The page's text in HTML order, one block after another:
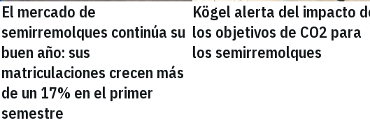
El mercado de
semirremolques continúa su
buen año: sus
matriculaciones crecen más
de un 17% en el primer
semestre
Kögel alerta del impacto
los objetivos de CO2 para
los semirremolques